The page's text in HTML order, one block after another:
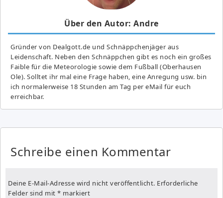
Über den Autor: Andre
Gründer von Dealgott.de und Schnäppchenjäger aus
Leidenschaft. Neben den Schnäppchen gibt es noch ein großes
Fai­ble für die Meteorologie sowie dem Fußball (Oberhausen
Ole). Solltet ihr mal eine Frage haben, eine Anregung usw. bin
ich normalerweise 18 Stunden am Tag per eMail für euch
erreichbar.
Schreibe einen Kommentar
Deine E-Mail-Adresse wird nicht veröffentlicht. Erforderliche
Felder sind mit * markiert